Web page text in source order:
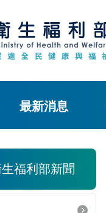
最新消息
福利部新聞